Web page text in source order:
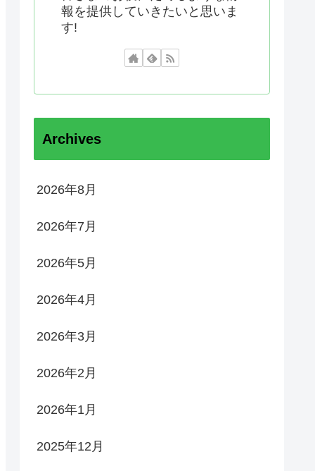
報を提供していきたいと思いま
す!
Archives
2026年8月
2026年7月
2026年5月
2026年4月
2026年3月
2026年2月
2026年1月
2025年12月